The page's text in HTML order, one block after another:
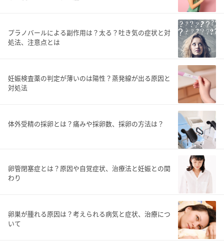
プラノバールによる副作用は？太る？吐き気の症状と対
処法、注意点とは
妊娠検査薬の判定が薄いのは陽性？蒸発線が出る原因と
対処法
体外受精の採卵とは？痛みや採卵数、採卵の方法は？
卵管閉塞症とは？原因や自覚症状、治療法と妊娠との関
わり
卵巣が腫れる原因は？考えられる病気と症状、治療につ
いて